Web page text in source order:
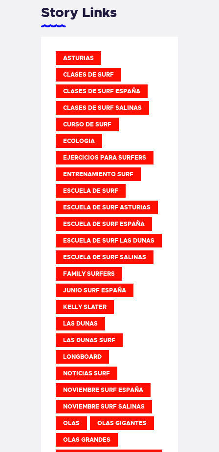
Story Links
ASTURIAS
CLASES DE SURF
CLASES DE SURF ESPAÑA
CLASES DE SURF SALINAS
CURSO DE SURF
ECOLOGIA
EJERCICIOS PARA SURFERS
ENTRENAMIENTO SURF
ESCUELA DE SURF
ESCUELA DE SURF ASTURIAS
ESCUELA DE SURF ESPAÑA
ESCUELA DE SURF LAS DUNAS
ESCUELA DE SURF SALINAS
FAMILY SURFERS
JUNIO SURF ESPAÑA
KELLY SLATER
LAS DUNAS
LAS DUNAS SURF
LONGBOARD
NOTICIAS SURF
NOVIEMBRE SURF ESPAÑA
NOVIEMBRE SURF SALINAS
OLAS OLAS GIGANTES
OLAS GRANDES